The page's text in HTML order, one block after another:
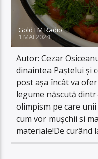
Gold FM Radio
1 MAI 2024
Autor: Cezar
dinaintea Paștelui și
post așa încât va
legume născută
olimpism pe care
cum vor mușchii si
materiale!De curând